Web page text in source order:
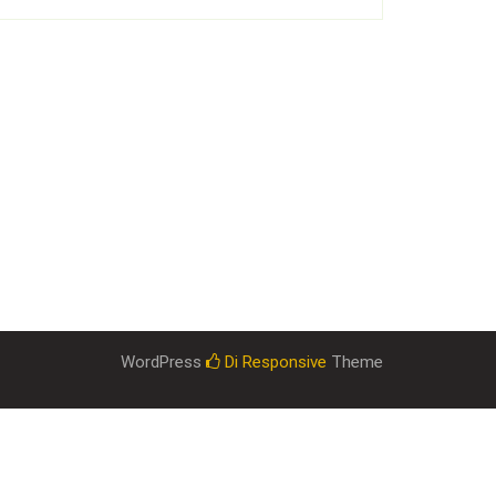
WordPress Di Responsive Theme